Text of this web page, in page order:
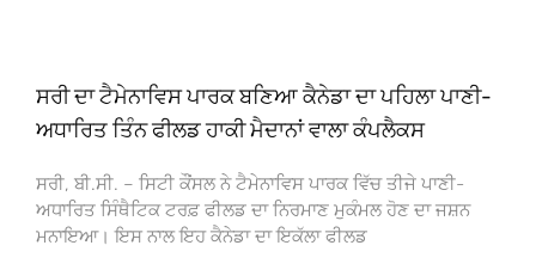
ਸਰੀ ਦਾ ਟੈਮੇਨਾਵਿਸ ਪਾਰਕ ਬਣਿਆ ਕੈਨੇਡਾ ਦਾ ਪਹਿਲਾ ਪਾਣੀ-
ਅਧਾਰਿਤ ਤਿੰਨ ਫੀਲਡ ਹਾਕੀ ਮੈਦਾਨਾਂ ਵਾਲਾ ਕੰਪਲੈਕਸ
ਸਰੀ, ਬੀ.ਸੀ. – ਸਿਟੀ ਕੌਂਸਲ ਨੇ ਟੈਮੇਨਾਵਿਸ ਪਾਰਕ ਵਿੱਚ ਤੀਜੇ ਪਾਣੀ-
ਅਧਾਰਿਤ ਸਿੰਥੈਟਿਕ ਟਰਫ਼ ਫੀਲਡ ਦਾ ਨਿਰਮਾਣ ਮੁਕੰਮਲ ਹੋਣ ਦਾ ਜਸ਼ਨ
ਮਨਾਇਆ। ਇਸ ਨਾਲ ਇਹ ਕੈਨੇਡਾ ਦਾ ਇਕੱਲਾ ਫੀਲਡ